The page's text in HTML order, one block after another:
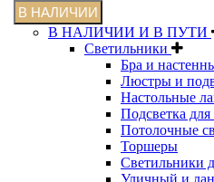
В НАЛИЧИИ
В НАЛИЧИИ И В ПУТИ
Светильники
Бра и
Люстры и
Настольные
Подсветка для
Потолочные
Торшеры
Светильники
Уличный и